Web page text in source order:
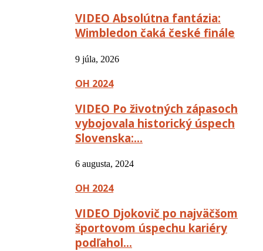
VIDEO Absolútna fantázia:
Wimbledon čaká české finále
9 júla, 2026
OH 2024
VIDEO Po životných zápasoch
vybojovala historický úspech
Slovenska:…
6 augusta, 2024
OH 2024
VIDEO Djokovič po najväčšom
športovom úspechu kariéry
podľahol…